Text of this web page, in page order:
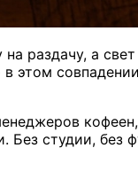
раздачу, а
этом
студии, без